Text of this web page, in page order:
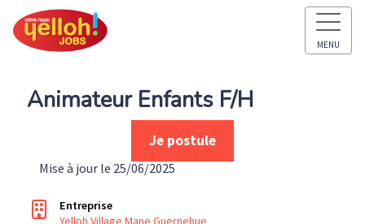
MENU
Animateur Enfants F/H
Je postule
Mise à jour le 25/06/2025
Entreprise
Yelloh Village Mane Guernehue